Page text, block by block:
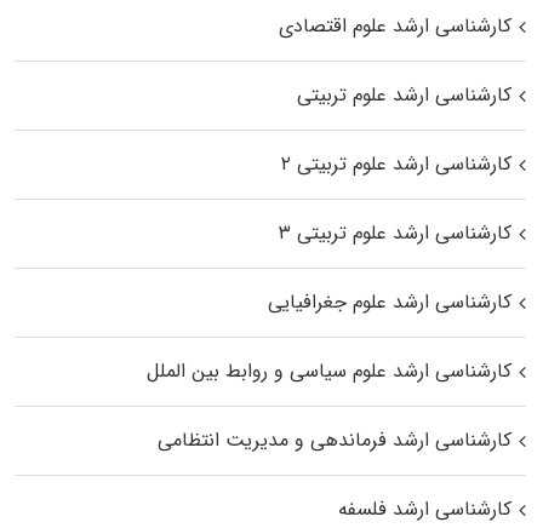
کارشناسی ارشد علوم اقتصادی
کارشناسی ارشد علوم تربیتی
کارشناسی ارشد علوم تربیتی ۲
کارشناسی ارشد علوم تربیتی ۳
کارشناسی ارشد علوم جغرافیایی
کارشناسی ارشد علوم سیاسی و روابط بین الملل
کارشناسی ارشد فرماندهی و مدیریت انتظامی
کارشناسی ارشد فلسفه